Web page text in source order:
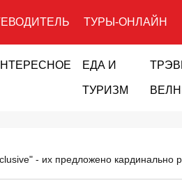
ТУРЫ-ОНЛАЙН
ЕДА И
ТУРИЗМ
- их предложено кардинально